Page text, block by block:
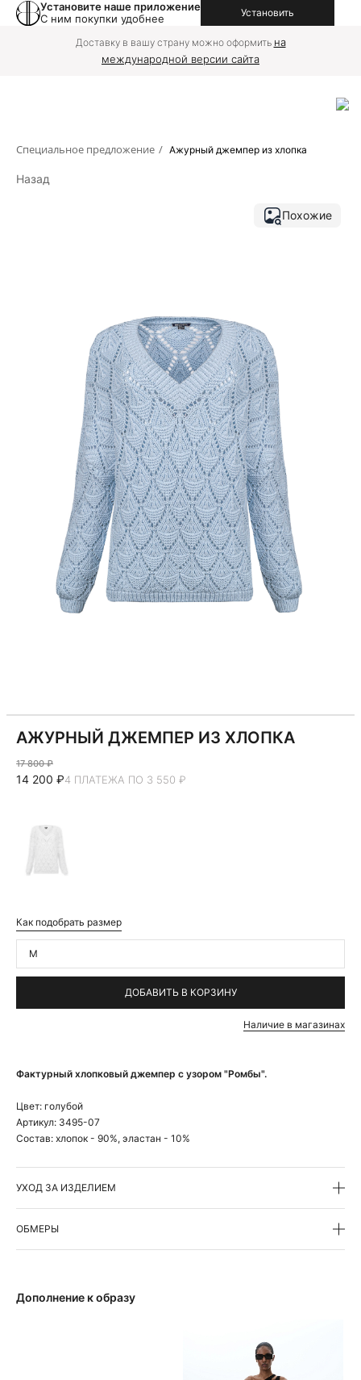
Установите наше приложение
С ним покупки удобнее
Установить
Доставку в вашу страну можно оформить на
международной версии сайта
Специальное предложение / Ажурный джемпер из хлопка
Назад
Фактурный хлопковый джемпер с узором "Ромбы".
Цвет: голубой
Артикул: 3495-07
Состав: хлопок - 90%, эластан - 10%
УХОД ЗА ИЗДЕЛИЕМ
ОБМЕРЫ
Похожие
АЖУРНЫЙ ДЖЕМПЕР ИЗ ХЛОПКА
17 800 ₽
14 200 ₽4 ПЛАТЕЖА ПО 3 550 ₽
Как подобрать размер
M
ДОБАВИТЬ В КОРЗИНУ
Наличие в магазинах
Дополнение к образу